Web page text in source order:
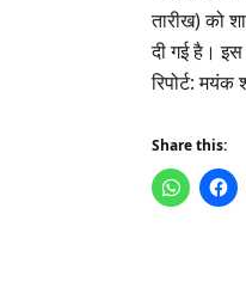
तारीख) को
दी गई है।
रिपोर्ट: मयंक
Share this: